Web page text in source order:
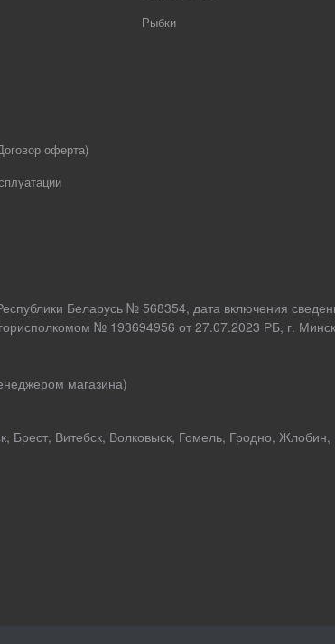
оферта)
Рыбки
Беларусь № 568354, дата включения
№ 193694956 от 27.07.2023 РБ, г.
магазина)
Брест, Витебск, Волковыск, Гомель, Гродно,